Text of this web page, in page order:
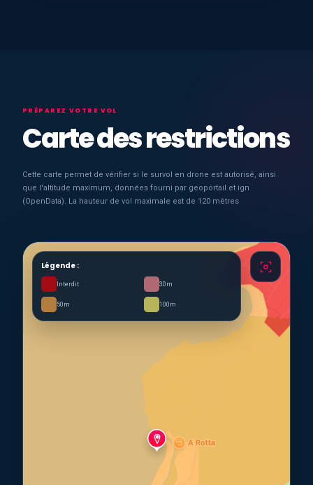
PRÉPAREZ VOTRE VOL
Carte des restrictions
Cette carte permet de vérifier si le survol en drone est autorisé, ainsi
que l'altitude maximum, données fourni par geoportail et ign
(OpenData). La hauteur de vol maximale est de 120 mètres
Légende :
Interdit 30m
50m 100m